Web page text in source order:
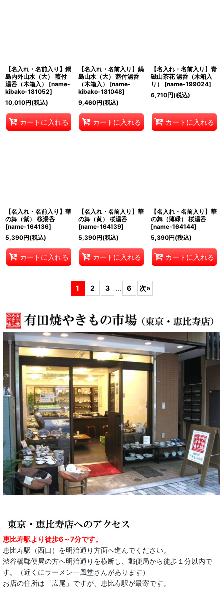
【名入れ・名前入り】鍋
島内外山水（大） 蓋付
湯呑（木箱入）
[name-
kibako-181052]
10,010円(税込)
カートに入れる
【名入れ・名前入り】鍋
島山水（大） 蓋付湯呑
（木箱入）
[name-
kibako-181048]
9,460円(税込)
カートに入れる
【名入れ・名前入り】青
磁山茶花 湯呑（木箱入
り）
[name-199024]
6,710円(税込)
カートに入れる
【名入れ・名前入り】華
の舞（紫） 桜湯呑
[name-164136]
5,390円(税込)
カートに入れる
【名入れ・名前入り】華
の舞（黄） 桜湯呑
[name-164139]
5,390円(税込)
カートに入れる
【名入れ・名前入り】華
の舞（薄緑） 桜湯呑
[name-164144]
5,390円(税込)
カートに入れる
1 2 3 ... 6 次»
恵比寿駅より徒歩6～7分です。
恵比寿駅（西口）を明治通り方面へ進んでください。
渋谷橋郵便局の方へ明治通りを横断し、郵便局から徒歩１分以内で
す。（近くにラーメン一風堂さんがあります）
お店の住所は「広尾」ですが、恵比寿駅が最寄です。